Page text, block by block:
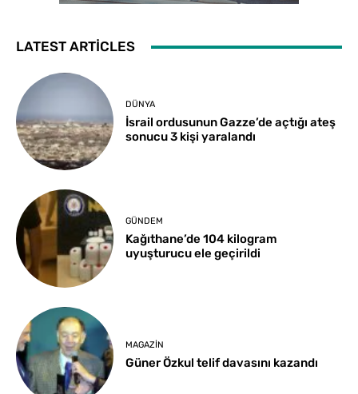
LATEST ARTICLES
DÜNYA
İsrail ordusunun Gazze’de açtığı ateş
sonucu 3 kişi yaralandı
GÜNDEM
Kağıthane’de 104 kilogram
uyuşturucu ele geçirildi
MAGAZIN
Güner Özkul telif davasını kazandı